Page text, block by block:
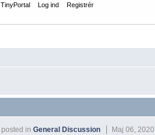
TinyPortal Log ind Registrér
posted inGeneral Discussion Maj 06,